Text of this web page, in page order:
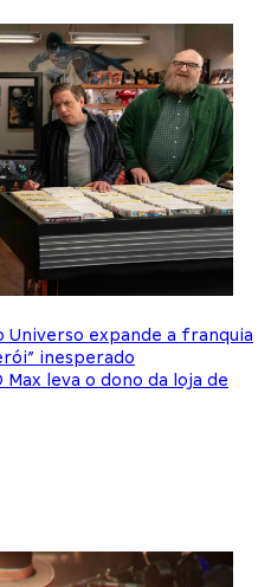
Universo expande a franquia
inesperado
leva o dono da loja de